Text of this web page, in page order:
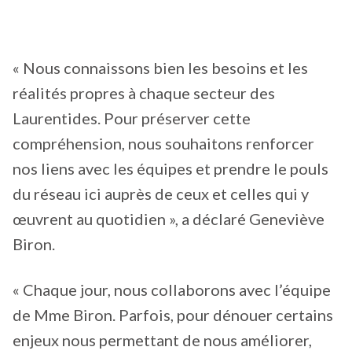
« Nous connaissons bien les besoins et les
réalités propres à chaque secteur des
Laurentides. Pour préserver cette
compréhension, nous souhaitons renforcer
nos liens avec les équipes et prendre le pouls
du réseau ici auprès de ceux et celles qui y
œuvrent au quotidien », a déclaré Geneviève
Biron.
« Chaque jour, nous collaborons avec l’équipe
de Mme Biron. Parfois, pour dénouer certains
enjeux nous permettant de nous améliorer,